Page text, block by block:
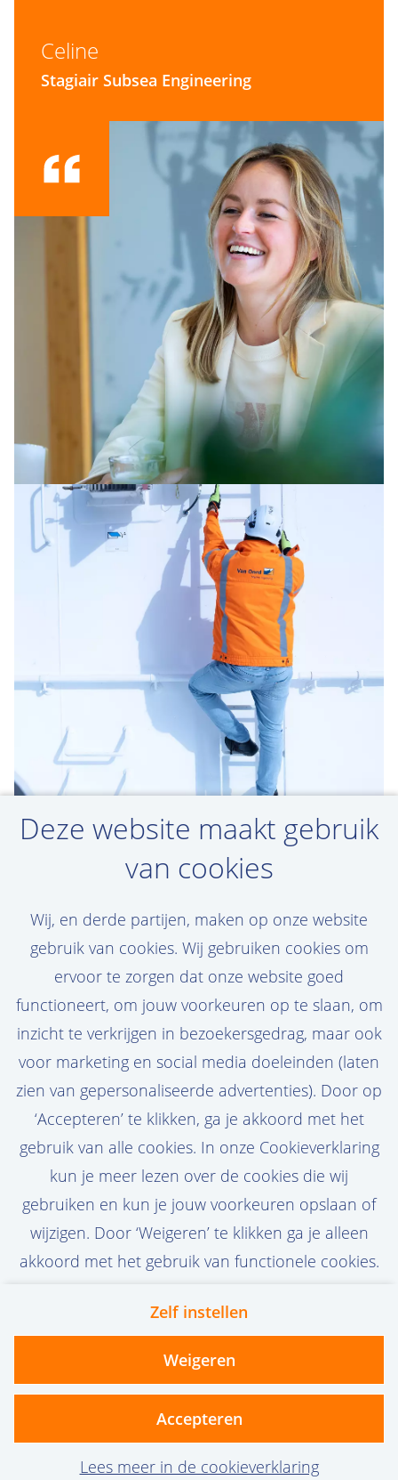
Deze website maakt gebruik
van cookies
Wij, en derde partijen, maken op onze website
gebruik van cookies. Wij gebruiken cookies om
ervoor te zorgen dat onze website goed
functioneert, om jouw voorkeuren op te slaan, om
inzicht te verkrijgen in bezoekersgedrag, maar ook
voor marketing en social media doeleinden (laten
zien van gepersonaliseerde advertenties). Door op
‘Accepteren’ te klikken, ga je akkoord met het
gebruik van alle cookies. In onze Cookieverklaring
kun je meer lezen over de cookies die wij
gebruiken en kun je jouw voorkeuren opslaan of
wijzigen. Door ‘Weigeren’ te klikken ga je alleen
akkoord met het gebruik van functionele cookies.
Zelf instellen
Weigeren
Accepteren
Lees meer in de cookieverklaring
Celine
Stagiair Subsea Engineering
Traineeship, stages en
afstudeerprojecten in je
mail
Stel hier een job alert in. Zo ben je als
eerste op de hoogte van een nieuwe
uitdaging!
Stel job alert in
Privacy
vanoord.com